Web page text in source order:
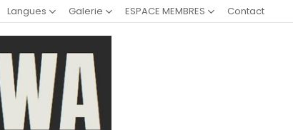
Langues Galerie ESPACE MEMBRES Contact